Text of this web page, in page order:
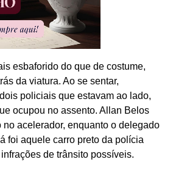
esbaforido do que de costume,
da viatura. Ao se sentar,
policiais que estavam ao lado,
ocupou no assento. Allan Belos
acelerador, enquanto o delegado
foi aquele carro preto da polícia
de trânsito possíveis.